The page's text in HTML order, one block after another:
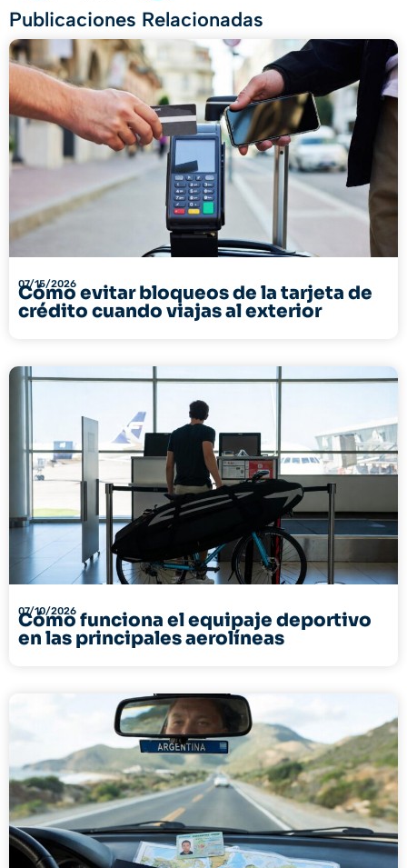
Publicaciones Relacionadas
07/15/2026
Cómo evitar bloqueos de la tarjeta de
crédito cuando viajas al exterior
07/10/2026
Cómo funciona el equipaje deportivo
en las principales aerolíneas